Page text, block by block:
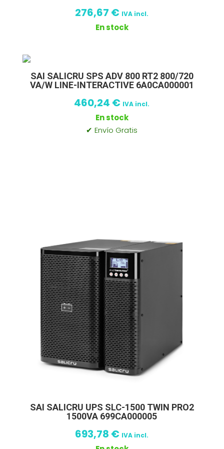
276,67 € IVA incl.
En stock
SAI SALICRU SPS ADV 800 RT2 800/720
VA/W LINE-INTERACTIVE 6A0CA000001
460,24 € IVA incl.
En stock
✔ Envío Gratis
SAI SALICRU UPS SLC-1500 TWIN PRO2
1500VA 699CA000005
693,78 € IVA incl.